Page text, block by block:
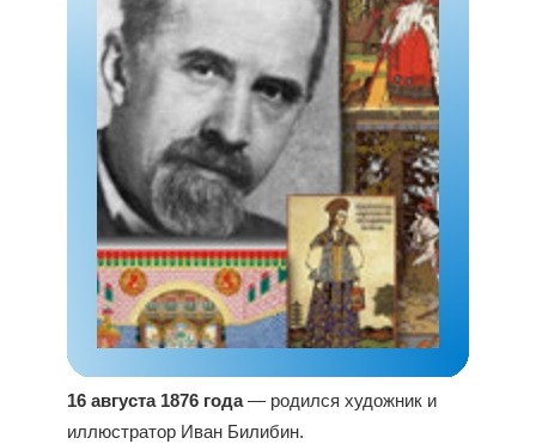
16 августа 1876 года — родился художник и
иллюстратор Иван Билибин.